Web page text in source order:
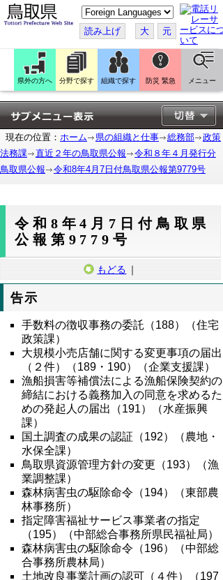
こ
の
ペ
ー
ジ
翻
訳
す
る
読み上げ 大 元
県外の方へ 分野で探す 組織で探す 防災 緊急 メニュー
現在の位置： ホーム 県の組織と仕事 総務部
政策
法務課
直近２年の鳥取県公報
令和８年４月発行分
鳥取県公報
令和8年4月7日付鳥取県公報第9779号
令和8年4月7日付鳥取県
公報第9779号
もどる ｜
告示
手数料の徴収事務の委託（188）（住宅
政策課）
大規模小売店舗に関する変更事項の届出
（２件）（189 ・ 190）（企業支援課）
漁船損害等補償法による漁船保険契約の
締結における義務加入の同意を求めるた
めの発起 人の届出（191）（水産振興
課）
国土調査の成果の認証（192）（農地・
水保全課）
鳥取県資源管理方針の変更（193）（漁
業調整課）
森林病害虫の駆除命令（194）（東部農
林事務所）
指定障害福祉サービス事業者の指定
（195）（中部総合事務所県民福祉局）
森林病害虫の駆除命令（196）（中部総
合事務所農林局）
土地改良事業計画の認可（４件）（197